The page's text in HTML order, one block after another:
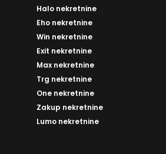
Halo nekretnine
Eho nekretnine
Win nekretnine
Exit nekretnine
Max nekretnine
Trg nekretnine
One nekretnine
Zakup nekretnine
Lumo nekretnine